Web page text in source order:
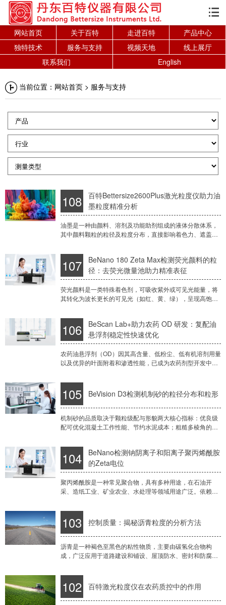

网站首页 关于百特 走进百特
产品中心
独特技术
服务与支持 视频天地
线上展厅
联系我们
English
当前位置： 网站首页 > 服务与支持
108
百特Bettersize2600Plus激光粒度仪助力油
墨粒度精准分析
油墨是一种由颜料、溶剂及功能助剂组成的液体分散体系，
其中颜料颗粒的粒径及粒度分布，直接影响着色力、遮盖
中，粒径控制不当，极易导致喷头堵塞、印刷不均和储
107
BeNano 180 Zeta Max检测荧光颜料的粒
径：去荧光微量池助力精准表征
荧光颜料是一类特殊着色剂，可吸收紫外或可见光能量，将
其转化为波长更长的可见光（如红、黄、绿），呈现高饱
装饰及化妆品等领域。不同稀释倍数的荧光颜料动态
106
BeScan Lab+助力农药 OD 研发：复配油
悬浮剂稳定性快速优化
农药油悬浮剂（OD）因其高含量、低粉尘、低有机溶剂用量
以及优异的叶面附着和渗透性能，已成为农药剂型开发中的
分，OD体系在复配制剂和无人机飞防场景中具有
105 BeVision D3检测机制砂的粒径分布和粒形
机制砂的品质取决于颗粒级配与形貌两大核心指标：优良级
配可优化混凝土工作性能、节约水泥成本；粗糙多棱角的颗
响混凝土强度与耐久性。传统筛分法仅能检测级配
104
BeNano检测钠阴离子和阳离子聚丙烯酰胺
的Zeta电位
聚丙烯酰胺是一种常见聚合物，具有多种用途，在石油开
采、造纸工业、矿业农业、水处理等领域用途广泛。依赖于
子型聚丙烯酰胺，具有不同的表面带电特性。典型的
103 控制质量：揭秘沥青粒度的分析方法
沥青是一种褐色至黑色的粘性物质，主要由碳氢化合物构
成，广泛应用于道路建设和铺设、屋顶防水、密封和防腐等
面，粒度影响铺设均匀性和密实度；道路性能方面，
102 百特激光粒度仪在农药质控中的作用